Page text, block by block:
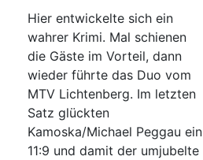
Hier entwickelte sich ein
wahrer Krimi. Mal schienen
die Gäste im Vorteil, dann
wieder führte das Duo vom
MTV Lichtenberg. Im letzten
Satz glückten
Kamoska/Michael Peggau ein
11:9 und damit der umjubelte